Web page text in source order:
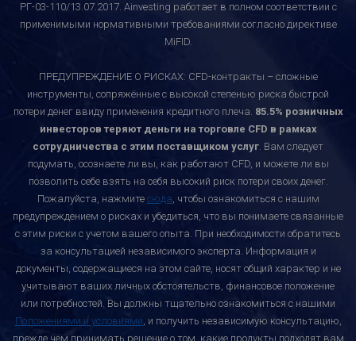
РГ-03-110/13.07.2017. Ainvesting работает в полном соответствии с
применимыми нормативными требованиями согласно директиве
MiFID.
ПРЕДУПРЕЖДЕНИЕ О РИСКАХ: CFD-контракты – сложные
инструменты, сопряжённые с высокой степенью риска быстрой
потери денег ввиду применения кредитного плеча. 85.5% розничных
инвесторов теряют деньги на торговле CFD в рамках
сотрудничества с этим поставщиком услуг. Вам следует
подумать, осознаете ли вы, как работают CFD, и можете ли вы
позволить себе взять на себя высокий риск потери своих денег.
Пожалуйста, нажмите сюда, чтобы ознакомиться с нашим
предупреждением о рисках и убедиться, что вы понимаете связанные
с этим риски с учетом вашего опыта. При необходимости обратитесь
за консультацией независимого эксперта. Информация и
документы, содержащиеся на этом сайте, носят общий характер и не
учитывают ваших личных обстоятельств, финансовое положение
или потребностей. Вы должны тщательно ознакомиться с нашими
Положениями и условиями, и получить независимую консультацию,
прежде чем принимать решение о том, какие продукты подходят вам